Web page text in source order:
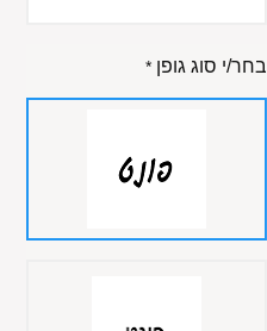
בחר/י סוג גופן *